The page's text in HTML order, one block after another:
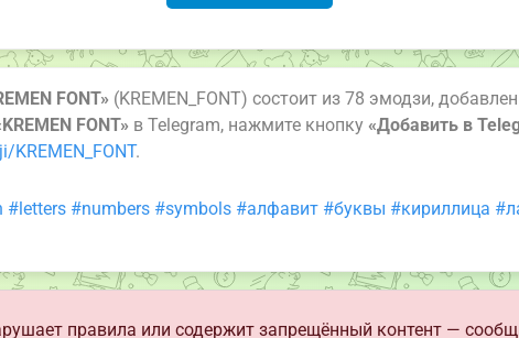
FONT» (KREMEN_FONT) состоит из 78 эмодзи,
FONT» в Telegram, нажмите кнопку «Добавить в
.
#letters #numbers #symbols #алфавит #буквы #кириллица
правила или содержит запрещённый контент —